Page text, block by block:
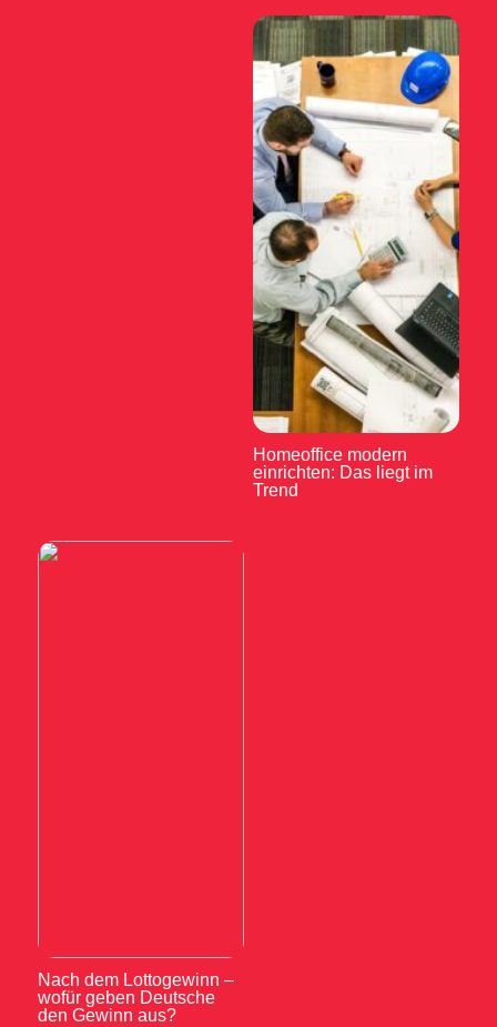
Homeoffice modern
einrichten: Das liegt im
Trend
Nach dem Lottogewinn –
wofür geben Deutsche
den Gewinn aus?